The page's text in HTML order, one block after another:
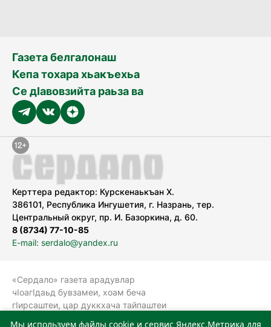
Газета белгалонаш
Кепа тохара хьакъехьа
Се дӀавовзийта раьза ва
Керттера редактор: Курскенаькъан Х.
386101, Республика Ингушетия, г. Назрань, тер.
Центральный округ, пр. И. Базоркина, д. 60.
8 (8734) 77-10-85
E-mail: serdalo@yandex.ru
«Сердало» газета арадувлар
чIоагIдаьд бувзамеи, хоам беча
гIирсаштеи, цар дуккхача тайпаштеи
Мы используем файлы cookie и сервис Яндекс.Метрика для